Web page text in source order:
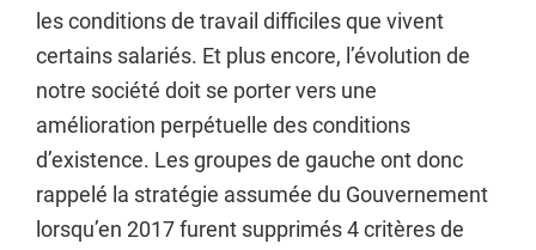
les conditions de travail difficiles que vivent
certains salariés. Et plus encore, l’évolution de
notre société doit se porter vers une
amélioration perpétuelle des conditions
d’existence. Les groupes de gauche ont donc
rappelé la stratégie assumée du Gouvernement
lorsqu’en 2017 furent supprimés 4 critères de